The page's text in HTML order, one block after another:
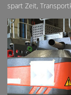
spart Zeit,